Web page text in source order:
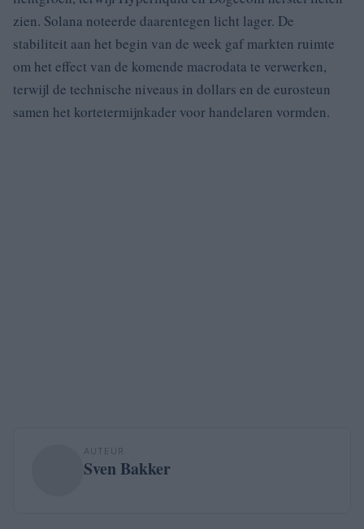
zien. Solana noteerde daarentegen licht lager. De
stabiliteit aan het begin van de week gaf markten ruimte
om het effect van de komende macrodata te verwerken,
terwijl de technische niveaus in dollars en de eurosteun
samen het kortetermijnkader voor handelaren vormden.
AUTEUR
Sven Bakker